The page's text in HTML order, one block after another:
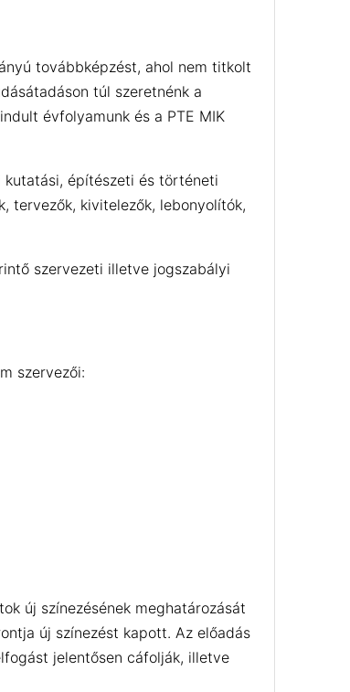
továbbképzést, ahol nem titkolt
túl szeretnénk a
évfolyamunk és a PTE MIK
kutatási, építészeti és történeti
tervezők, kivitelezők, lebonyolítók,
szervezeti illetve jogszabályi
szervezői:
új színezésének meghatározását
új színezést kapott. Az előadás
jelentősen cáfolják, illetve